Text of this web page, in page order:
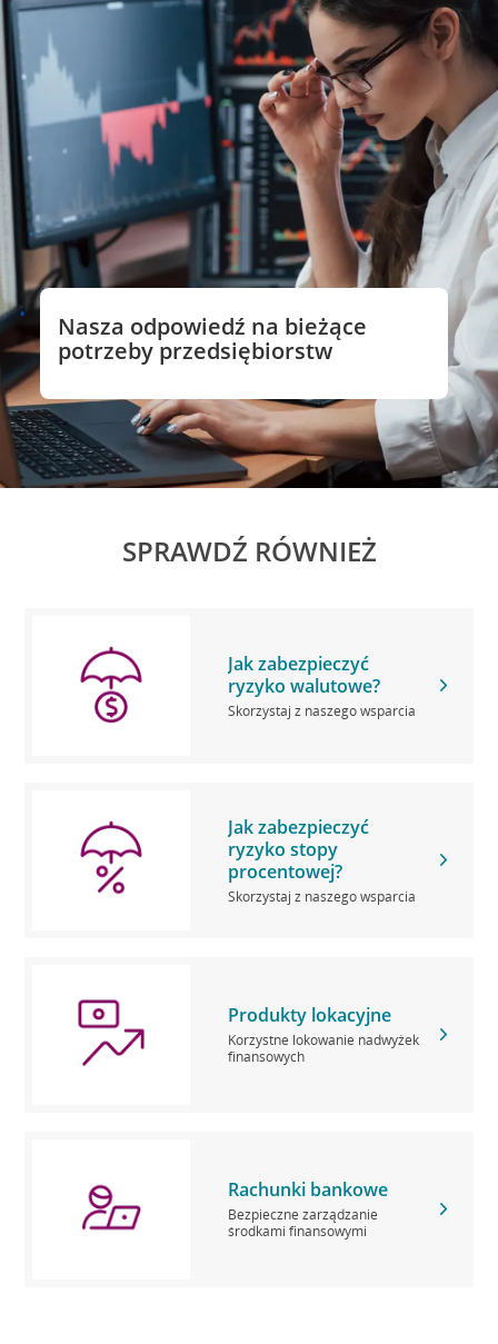
Nasza odpowiedź na bieżące
potrzeby przedsiębiorstw
SPRAWDŹ RÓWNIEŻ
Jak zabezpieczyć
ryzyko walutowe?
Skorzystaj z naszego wsparcia
Jak zabezpieczyć
ryzyko stopy
procentowej?
Skorzystaj z naszego wsparcia
Produkty lokacyjne
Korzystne lokowanie nadwyżek
finansowych
Rachunki bankowe
Bezpieczne zarządzanie
środkami finansowymi